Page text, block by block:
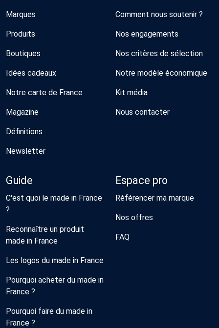
Marques
Produits
Boutiques
Idées cadeaux
Notre carte de France
Magazine
Définitions
Newsletter
Comment nous soutenir ?
Nos engagements
Nos critères de sélection
Notre modèle économique
Kit média
Nous contacter
Guide
C'est quoi le made in France
?
Reconnaître un produit
made in France
Les logos du made in France
Pourquoi acheter du made in
France ?
Pourquoi faire du made in
France ?
Espace pro
Référencer ma marque
Nos offres
FAQ